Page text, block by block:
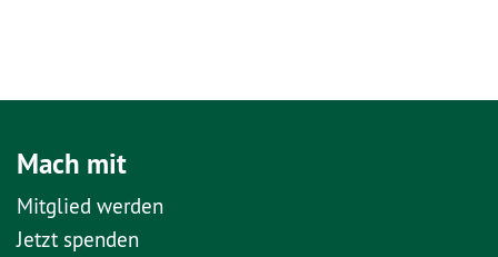
Mach mit
Mitglied werden
Jetzt spenden